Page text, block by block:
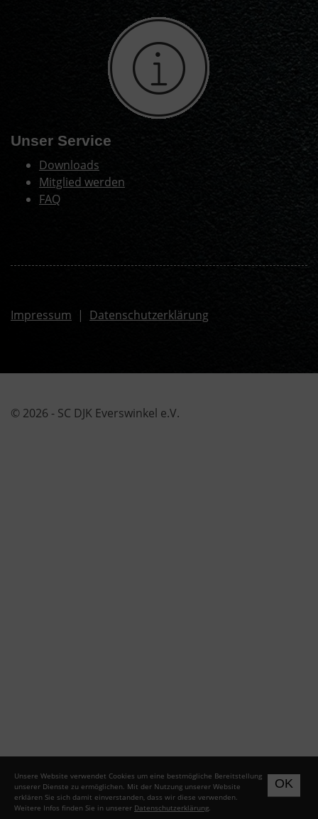
Unser Service
Downloads
Mitglied werden
FAQ
Impressum | Datenschutzerklärung
© 2026 - SC DJK Everswinkel e.V.
OK
Unsere Website verwendet Cookies um eine bestmögliche Bereitstellung
unserer Dienste zu ermöglichen. Mit der Nutzung unserer Website
erklären Sie sich damit einverstanden, dass wir diese verwenden.
Weitere Infos finden Sie in unserer Datenschutzerklärung.